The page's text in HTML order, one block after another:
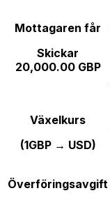
Mottagaren får
Skickar
20,000.00 GBP
Växelkurs
(1GBP → USD)
Överföringsavgift